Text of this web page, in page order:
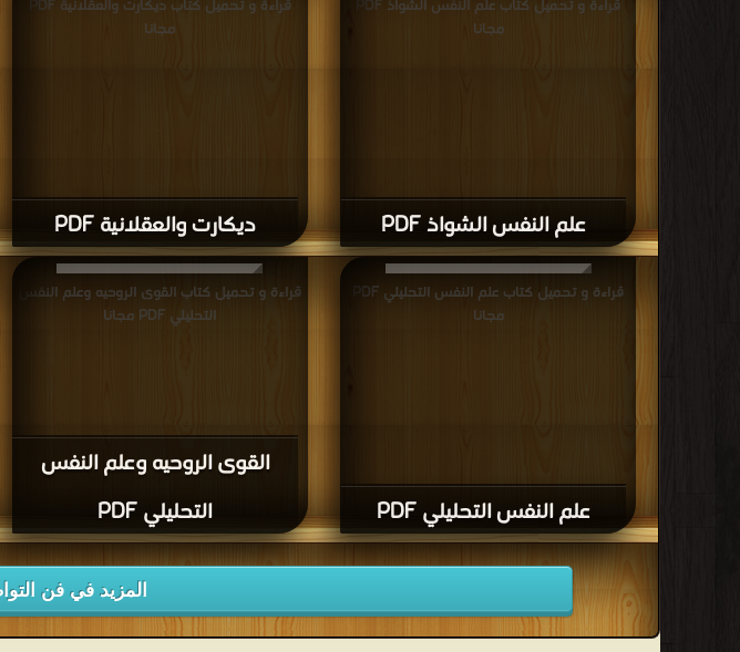
ديكارت والعقلانية PDF
قراءة و تحميل كتاب ديكارت والعقلانية PDF
مجانا
علم النفس الشواذ PDF
قراءة و تحميل كتاب علم النفس الشواذ PDF
مجانا
القوى الروحيه وعلم النفس
التحليلي PDF
قراءة و تحميل كتاب القوى الروحيه وعلم النفس
التحليلي PDF مجانا
علم النفس التحليلي PDF
قراءة و تحميل كتاب علم النفس التحليلي PDF
مجانا
المزيد في فن